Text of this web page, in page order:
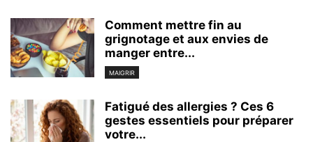
Comment mettre fin au
grignotage et aux envies de
manger entre...
MAIGRIR
Fatigué des allergies ? Ces 6
gestes essentiels pour préparer
votre...